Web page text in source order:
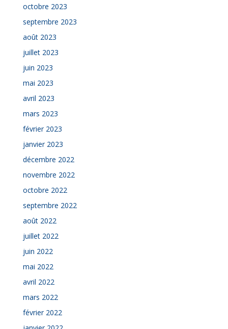
octobre 2023
septembre 2023
août 2023
juillet 2023
juin 2023
mai 2023
avril 2023
mars 2023
février 2023
janvier 2023
décembre 2022
novembre 2022
octobre 2022
septembre 2022
août 2022
juillet 2022
juin 2022
mai 2022
avril 2022
mars 2022
février 2022